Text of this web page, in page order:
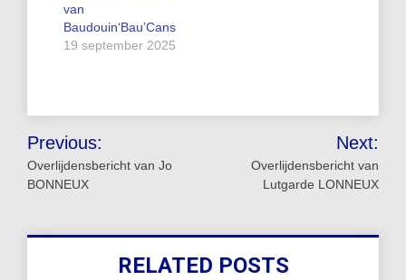
van
Baudouin‘Bau’Cans
19 september 2025
Bericht
navigatie
Previous:
Overlijdensbericht van Jo
BONNEUX
Next:
Overlijdensbericht van
Lutgarde LONNEUX
RELATED POSTS